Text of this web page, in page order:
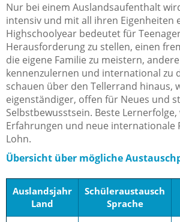
Nur bei einem Auslandsaufenthalt
intensiv und mit all ihren Eigenheiten
Highschoolyear bedeutet für
Herausforderung zu stellen, einen
die eigene Familie zu meistern,
kennenzulernen und international zu
schauen über den Tellerrand hinaus,
eigenständiger, offen für Neues und
Selbstbewusstsein. Beste
Erfahrungen und neue internationale
Lohn.
Übersicht über mögliche
Auslandsjahr
Land
Schüleraustausch
Sprache